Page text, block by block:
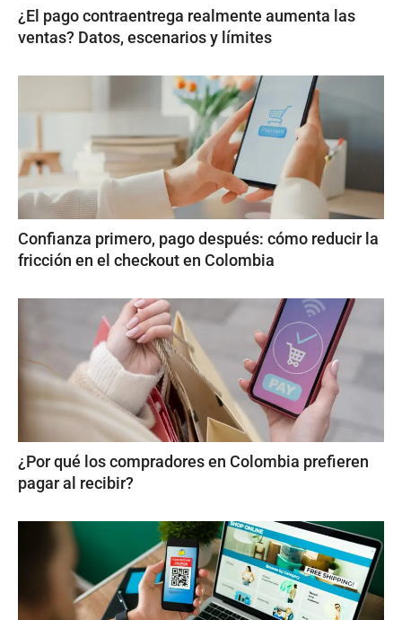
¿El pago contraentrega realmente aumenta las
ventas? Datos, escenarios y límites
Confianza primero, pago después: cómo reducir la
fricción en el checkout en Colombia
¿Por qué los compradores en Colombia prefieren
pagar al recibir?